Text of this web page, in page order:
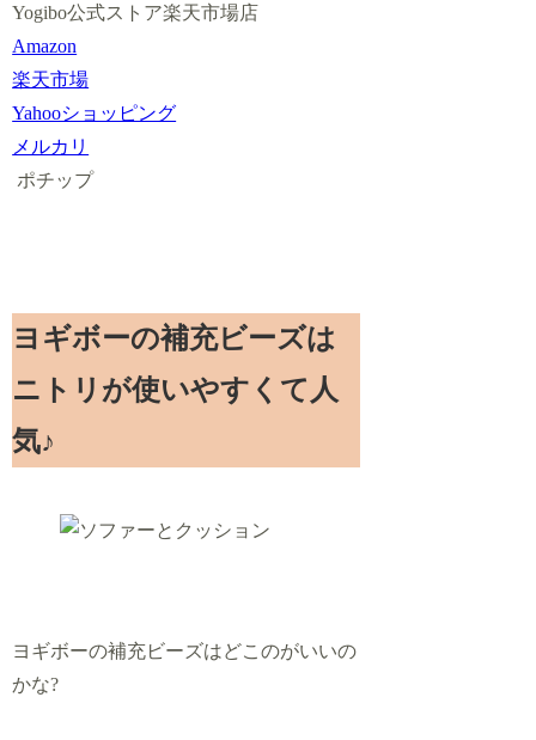
Yogibo公式ストア楽天市場店
Amazon
楽天市場
Yahooショッピング
メルカリ
ポチップ
ヨギボーの補充ビーズは
ニトリが使いやすくて人
気♪
ヨギボーの補充ビーズはどこのがいいの
かな?